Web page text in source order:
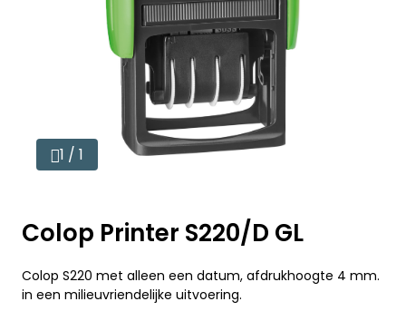
1 / 1
Colop Printer S220/D GL
Colop S220 met alleen een datum, afdrukhoogte 4 mm.
in een milieuvriendelijke uitvoering.